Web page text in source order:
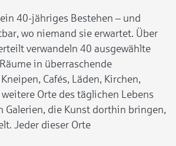
40-jähriges Bestehen – und
wo niemand sie erwartet. Über
verwandeln 40 ausgewählte
in überraschende
Cafés, Läden, Kirchen,
Orte des täglichen Lebens
Galerien, die Kunst dorthin bringen,
Jeder dieser Orte